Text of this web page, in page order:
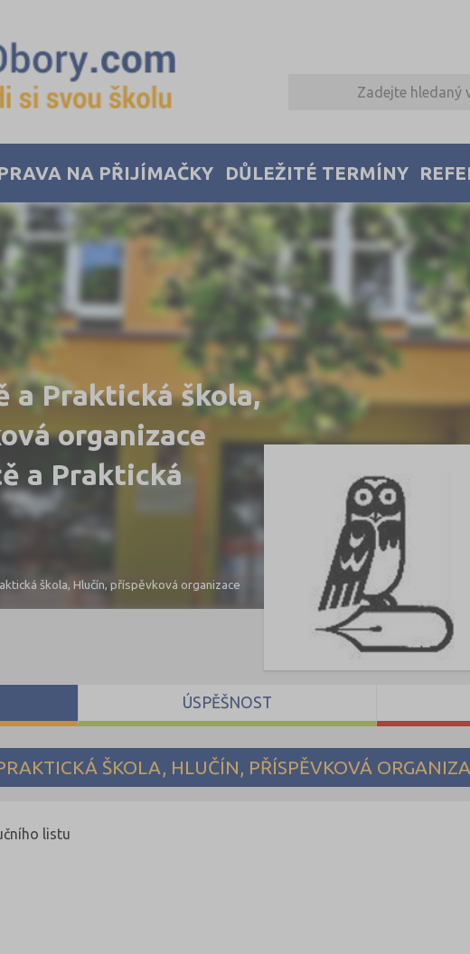
NA PŘIJÍMAČKY DŮLEŽITÉ TERMÍNY
a Praktická škola,
organizace
a Praktická
škola, Hlučín, příspěvková organizace
ŠKOLA, HLUČÍN, PŘÍSPĚVKOVÁ
listu
ÚSPĚŠNOST